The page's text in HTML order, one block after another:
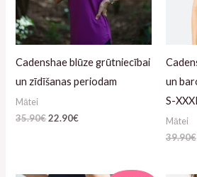
Cadenshae blūze grūtniecībai
un zīdīšanas periodam
Mātei
35.90€22.90€
un
S-
Mātei
39.90€